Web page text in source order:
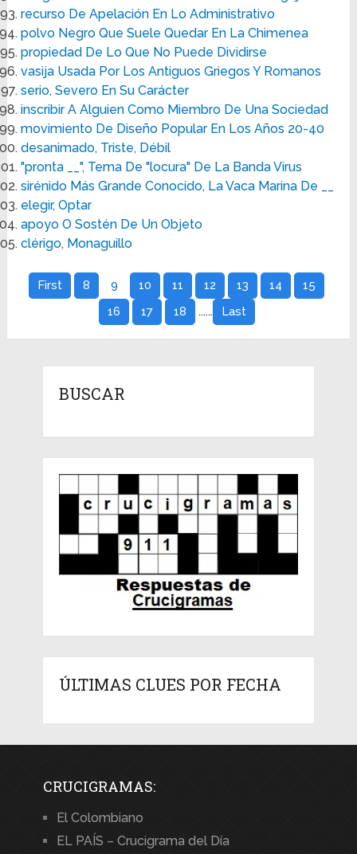
recurso De Apelación En Lo Administrativo
polvo Negro Que Suele Quedar En La Chimenea
propiedad De Lo Que No Puede Dividirse
vasija Usada Por Los Antiguos Griegos Y Romanos
serio, Severo En Su Carácter
inscribir A Alguien Como Miembro De Una Sociedad
movimiento De Diseño Popular En Los Años 20-40
desanimado, Triste, Débil
"pronta __", Tema De "locura" De La Banda Virus
sirénido Más Grande Conocido, La Vaca Marina De __
elegir, Optar
apoyo O Sostén De Un Objeto
clérigo, Monaguillo
First 8 9 10 11 12 13 14
15
16
17 18 ...... Last
BUSCAR
ÚLTIMAS CLUES POR FECHA
CRUCIGRAMAS:
El Colombiano
EL PAÍS – Crucigrama del Día